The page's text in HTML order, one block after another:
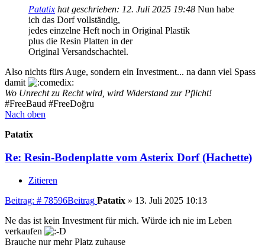
Patatix hat geschrieben: 12. Juli 2025 19:48 Nun habe
ich das Dorf vollständig,
jedes einzelne Heft noch in Original Plastik
plus die Resin Platten in der
Original Versandschachtel.
Also nichts fürs Auge, sondern ein Investment... na dann viel Spass
damit
Wo Unrecht zu Recht wird, wird Widerstand zur Pflicht!
#FreeBaud #FreeDoğru
Nach oben
Patatix
Re: Resin-Bodenplatte vom Asterix Dorf (Hachette)
Zitieren
Beitrag: # 78596Beitrag Patatix » 13. Juli 2025 10:13
Ne das ist kein Investment für mich. Würde ich nie im Leben
verkaufen
Brauche nur mehr Platz zuhause